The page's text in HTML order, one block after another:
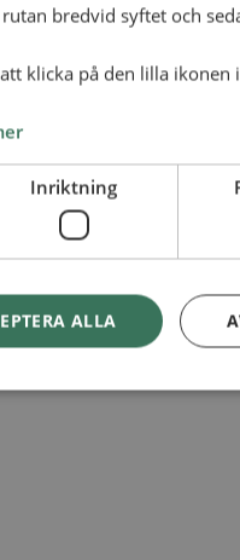
bredvid syftet och
klicka på den lilla ikonen
Inriktning
ALLA